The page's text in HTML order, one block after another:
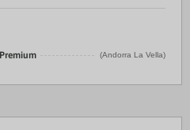
(Andorra La Vella)